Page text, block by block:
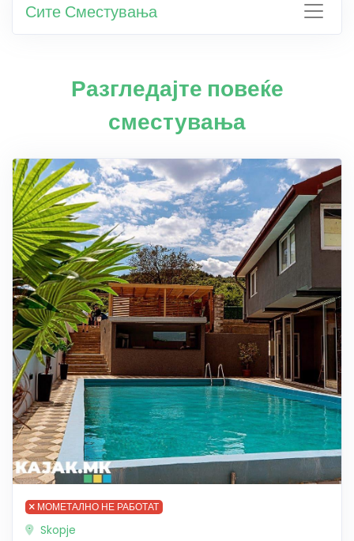
Сите Сместувања
Разгледајте повеќе
сместувања
МОМЕТАЛНО НЕ РАБОТАТ
Skopje